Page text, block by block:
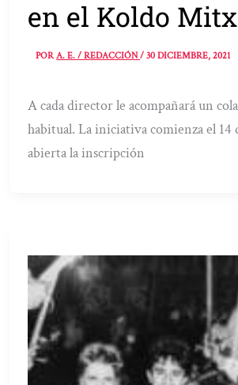
en el Koldo
PORA. E. / REDACCIÓN/30 DICIEMBRE, 2021
A cada director le acompañará un
habitual. La iniciativa comienza el 14
abierta la inscripción